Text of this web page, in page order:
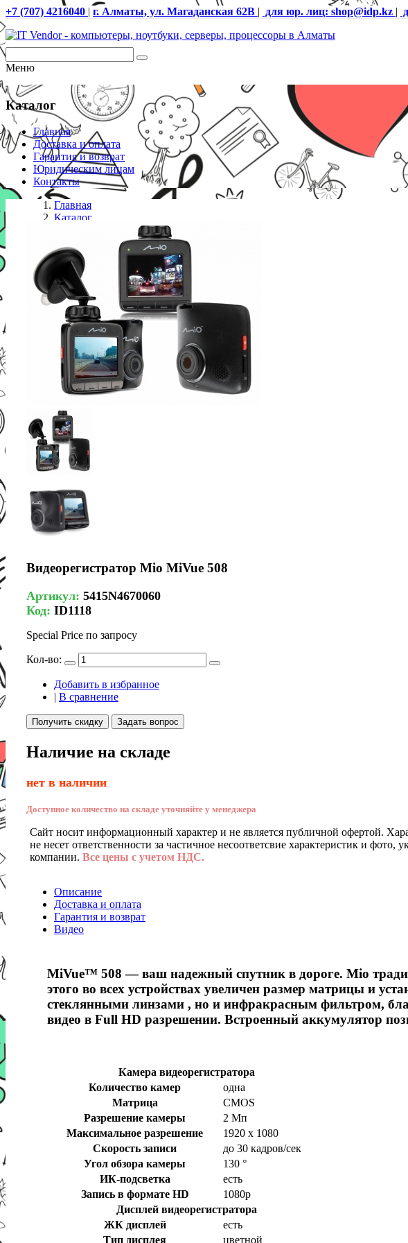
+7 (707) 4216040 | г. Алматы, ул. Магаданская 62В | для юр. лиц: shop@idp.kz |
Меню
Каталог
Главная
Доставка и оплата
Гарантия и возврат
Юридическим лицам
Контакты
Главная
Каталог
Видеорегистраторы
Видеорегистратор Mio MiVue 508
Видеорегистратор Mio MiVue 508
Артикул: 5415N4670060
Код: ID1118
Special Price по запросу
Кол-во:
Добавить в избранное
| В сравнение
Получить скидку Задать вопрос
Наличие на складе
нет в наличии
Доступное количество на складе уточняйте у менеджера
Сайт носит информационный характер и не является публичной офертой.
не несет ответственности за частичное несоответсвие характеристик и
компании. Все цены с учетом НДС.
Описание
Доставка и оплата
Гарантия и возврат
Видео
MiVue™ 508 — ваш надежный спутник в дороге. Mio
этого во всех устройствах увеличен размер матрицы и
стеклянными линзами , но и инфракрасным фильтром,
видео в Full HD разрешении. Встроенный аккумулятор
Камера видеорегистратора
Количество камер
одна
Матрица
CMOS
Разрешение камеры
2 Мп
Максимальное разрешение
1920 х 1080
Скорость записи
до 30 кадров/сек
Угол обзора камеры
130 °
ИК-подсветка
есть
Запись в формате HD
1080p
Дисплей видеорегистратора
ЖК дисплей
есть
Тип дисплея
цветной